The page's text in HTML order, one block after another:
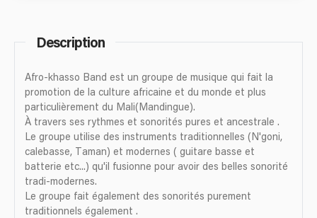
Description
Afro-khasso Band est un groupe de musique qui fait la
promotion de la culture africaine et du monde et plus
particulièrement du Mali(Mandingue).
À travers ses rythmes et sonorités pures et ancestrale .
Le groupe utilise des instruments traditionnelles (N'goni,
calebasse, Taman) et modernes ( guitare basse et
batterie etc...) qu'il fusionne pour avoir des belles sonorité
tradi-modernes.
Le groupe fait également des sonorités purement
traditionnels également .